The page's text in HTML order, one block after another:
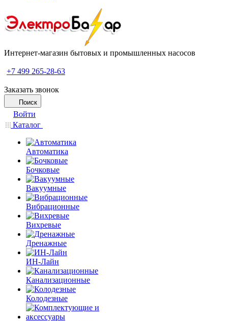
Интернет-магазин бытовых и промышленных насосов
+7 499 265-28-63
Заказать звонок
Поиск
Войти
Каталог
Автоматика
Бочковые
Вакуумные
Вибрационные
Вихревые
Дренажные
ИН-Лайн
Канализационные
Колодезные